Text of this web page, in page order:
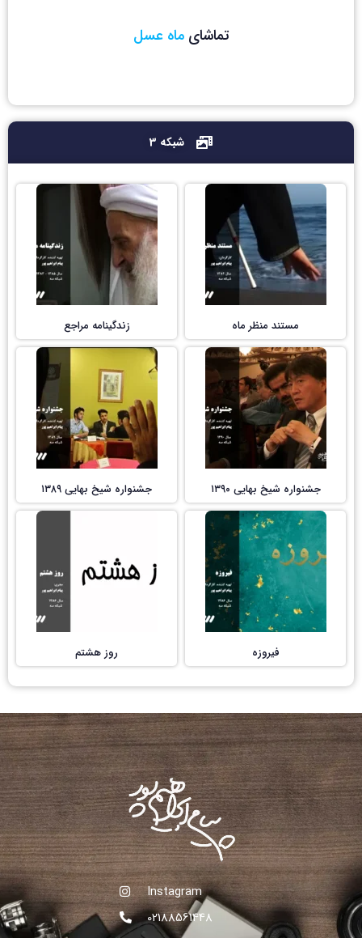
تماشای ماه عسل
شبکه 3
مستند منظر ماه زندگینامه مراجع
جشنواره شیخ بهایی ۱۳۹۰ جشنواره شیخ بهایی ۱۳۸۹
فیروزه روز هشتم
Instagram
02188561448